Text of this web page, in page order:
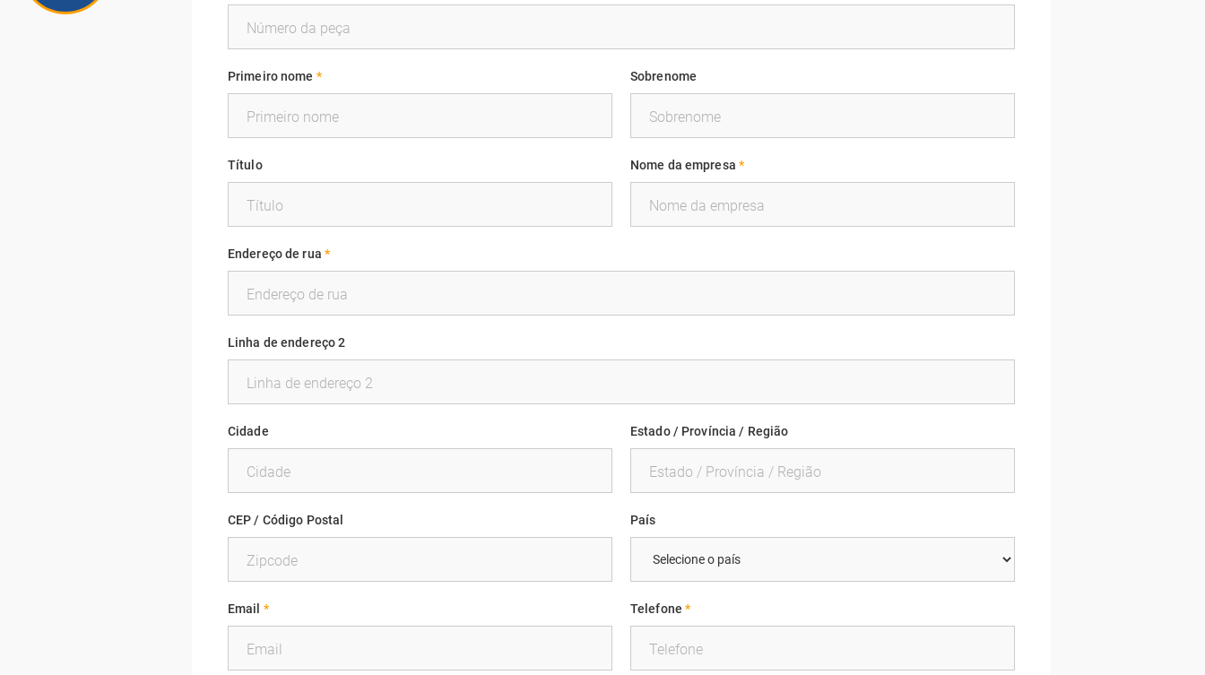
Primeiro nome * Sobrenome
Título Nome da empresa *
Endereço de rua *
Linha de endereço 2
Cidade Estado / Província / Região
CEP / Código Postal País
Email * Telefone *